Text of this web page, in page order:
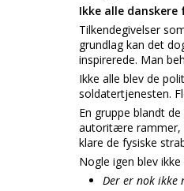
Ikke alle
Tilkendegivelser
grundlag kan det
inspirerede. Man
Ikke alle blev de
soldatertjenesten.
En gruppe blandt
autoritære rammer,
klare de fysiske
Nogle igen blev
Der er nok ikke